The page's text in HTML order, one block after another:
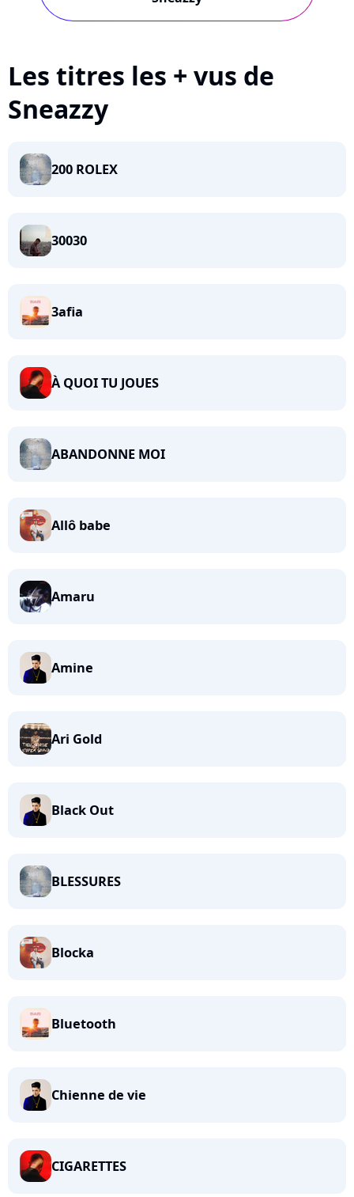
Les titres les + vus de
Sneazzy
200 ROLEX
30030
3afia
À QUOI TU JOUES
ABANDONNE MOI
Allô babe
Amaru
Amine
Ari Gold
Black Out
BLESSURES
Blocka
Bluetooth
Chienne de vie
CIGARETTES